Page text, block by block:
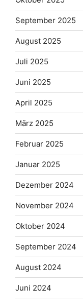
September 2025
August 2025
Juli 2025
Juni 2025
April 2025
März 2025
Februar 2025
Januar 2025
Dezember 2024
November 2024
Oktober 2024
September 2024
August 2024
Juni 2024